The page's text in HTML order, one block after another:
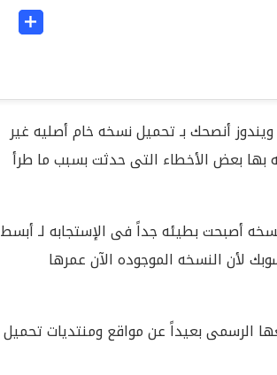
نسخة ويندوز أنصحك بـ تحميل نسخه خام أصليه غير
بعض الأخطاء التى حدثت بسبب ما طرأ
أصبحت بطيئه جداً فى الإستجابه لـ أبسط
لأن النسخه الموجوده الآن عمرها
الرسمى بعيداً عن مواقع ومنتديات تحميل